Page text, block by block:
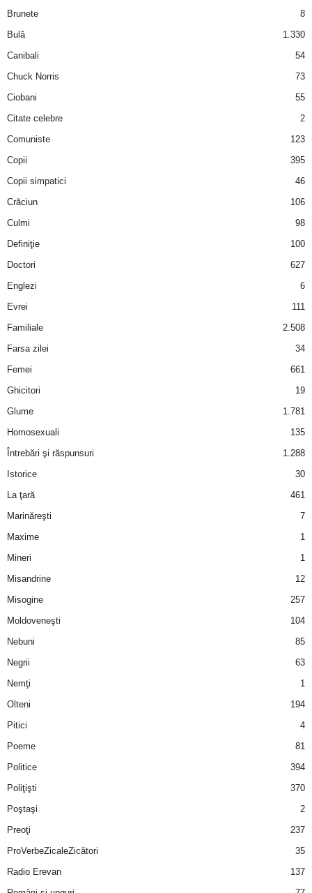
Brunete
8
Bulă
1.330
Canibali
54
Chuck Norris
73
Ciobani
55
Citate celebre
2
Comuniste
123
Copii
395
Copii simpatici
46
Crăciun
106
Culmi
98
Definiţie
100
Doctori
627
Englezi
6
Evrei
111
Familiale
2.508
Farsa zilei
34
Femei
661
Ghicitori
19
Glume
1.781
Homosexuali
135
Întrebări şi răspunsuri
1.288
Istorice
30
La ţară
461
Marinăreşti
7
Maxime
1
Mineri
1
Misandrine
12
Misogine
257
Moldoveneşti
104
Nebuni
85
Negrii
63
Nemţi
1
Olteni
194
Pitici
4
Poeme
81
Politice
394
Poliţişti
370
Poştaşi
2
Preoţi
237
ProVerbeZicaleZicători
35
Radio Erevan
137